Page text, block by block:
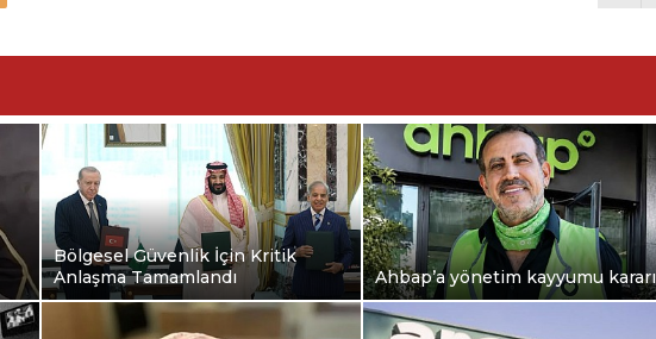
Bölgesel Güvenlik İçin Kritik
Anlaşma Tamamlandı
Ahbap’a yönetim kayyumu kararı